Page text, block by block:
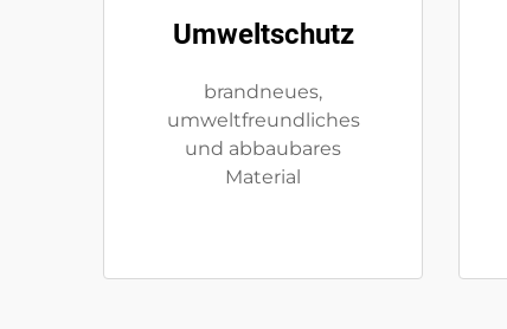
Umweltschutz
brandneues,
umweltfreundliches
und abbaubares
Material